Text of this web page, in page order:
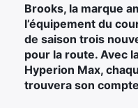
Brooks, la marque
l’équipement du
de saison trois
pour la route. Avec
Hyperion Max,
trouvera son